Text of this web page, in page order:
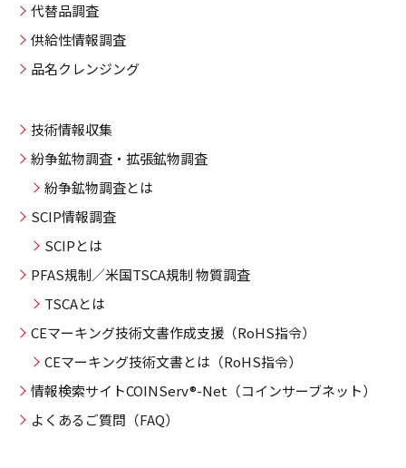
代替品調査
供給性情報調査
品名クレンジング
技術情報収集
紛争鉱物調査・拡張鉱物調査
紛争鉱物調査とは
SCIP情報調査
SCIPとは
PFAS規制／米国TSCA規制 物質調査
TSCAとは
CEマーキング技術文書作成支援（RoHS指令）
CEマーキング技術文書とは（RoHS指令）
情報検索サイトCOINServ®-Net（コインサーブネット）
よくあるご質問（FAQ）